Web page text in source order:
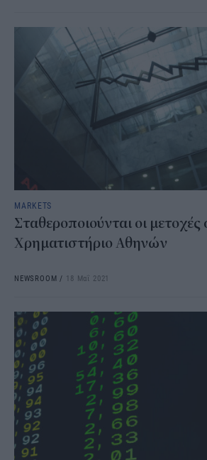
MARKETS
Σταθεροποιούνται οι μετοχές
Χρηματιστήριο Αθηνών
NEWSROOM / 18 Μαΐ 2021